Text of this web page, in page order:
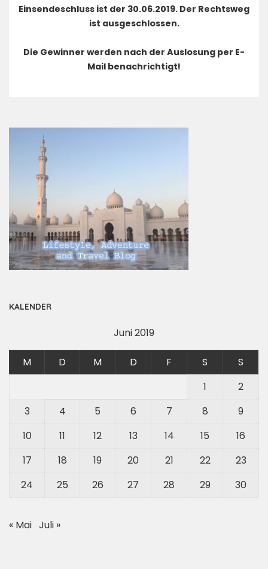
Einsendeschluss ist der 30.06.2019. Der Rechtsweg
ist ausgeschlossen.
Die Gewinner werden nach der Auslosung per E-
Mail benachrichtigt!
KALENDER
Juni 2019
M D M D F S
S
1
2
3
4 5 6 7 8
9
10
11 12 13 14 15
16
17
18 19 20 21 22
23
24
25 26 27 28 29 30
« Mai Juli »